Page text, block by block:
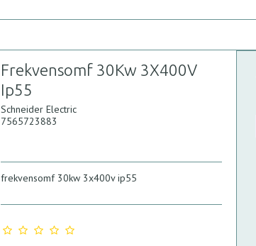
Frekvensomf 30Kw 3X400V
Ip55
Schneider Electric
7565723883
frekvensomf 30kw 3x400v ip55